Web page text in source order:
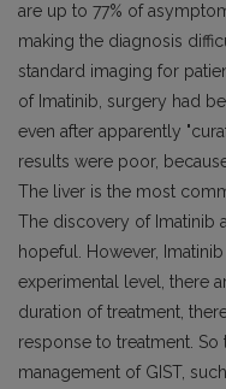
are up to 77% of
making the diagnosis
standard imaging for
of Imatinib, surgery had
even after apparently
results were poor,
The liver is the most
The discovery of Imatinib
hopeful. However,
experimental level, there
duration of treatment,
response to treatment.
management of GIST,